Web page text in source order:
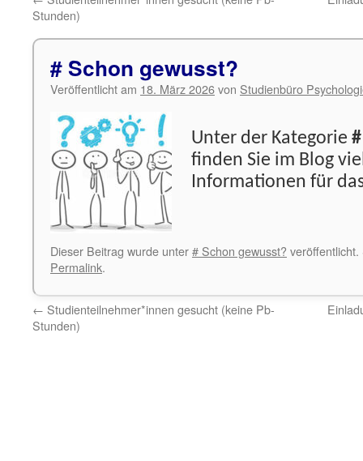
Stunden)
# Schon gewusst?
Veröffentlicht am 18. März 2026von Studienbüro
Unter der Kategorie
finden Sie im Blog
Informationen für
Dieser Beitrag wurde unter# Schon gewusst?
Permalink.
← Studienteilnehmer*innen gesucht (keine Pb-
Stunden)